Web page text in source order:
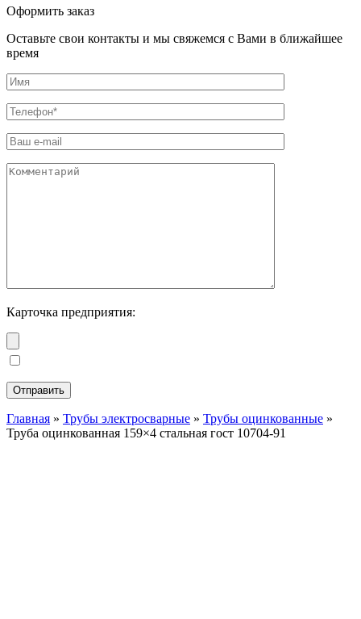
Оформить заказ
Оставьте свои контакты и мы свяжемся с Вами в ближайшее
время
Карточка предприятия:
Главная » Трубы электросварные » Трубы оцинкованные »
Труба оцинкованная 159×4 стальная гост 10704-91